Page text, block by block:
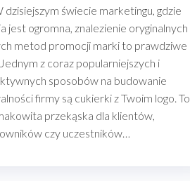
dzisiejszym świecie marketingu, gdzie
jest ogromna, znalezienie oryginalnych
metod promocji marki to prawdziwe
z coraz popularniejszych i
sposobów na budowanie
firmy są cukierki z Twoim logo. To
przekąska dla klientów,
czy uczestników…